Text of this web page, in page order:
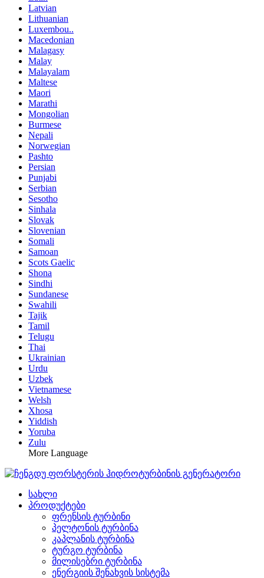
Latvian
Lithuanian
Luxembou..
Macedonian
Malagasy
Malay
Malayalam
Maltese
Maori
Marathi
Mongolian
Burmese
Nepali
Norwegian
Pashto
Persian
Punjabi
Serbian
Sesotho
Sinhala
Slovak
Slovenian
Somali
Samoan
Scots Gaelic
Shona
Sindhi
Sundanese
Swahili
Tajik
Tamil
Telugu
Thai
Ukrainian
Urdu
Uzbek
Vietnamese
Welsh
Xhosa
Yiddish
Yoruba
Zulu
More Language
სახლი
პროდუქტები
ფრენსის ტურბინი
პელტონის ტურბინა
კაპლანის ტურბინა
ტურგო ტურბინა
მილისებრი ტურბინა
ენერგიის შენახვის სისტემა